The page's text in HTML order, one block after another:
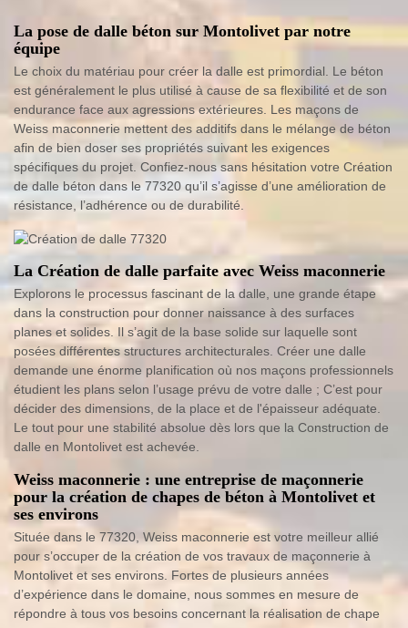
La pose de dalle béton sur Montolivet par notre
équipe
Le choix du matériau pour créer la dalle est primordial. Le béton
est généralement le plus utilisé à cause de sa flexibilité et de son
endurance face aux agressions extérieures. Les maçons de
Weiss maconnerie mettent des additifs dans le mélange de béton
afin de bien doser ses propriétés suivant les exigences
spécifiques du projet. Confiez-nous sans hésitation votre Création
de dalle béton dans le 77320 qu’il s’agisse d’une amélioration de
résistance, l’adhérence ou de durabilité.
La Création de dalle parfaite avec Weiss maconnerie
Explorons le processus fascinant de la dalle, une grande étape
dans la construction pour donner naissance à des surfaces
planes et solides. Il s’agit de la base solide sur laquelle sont
posées différentes structures architecturales. Créer une dalle
demande une énorme planification où nos maçons professionnels
étudient les plans selon l’usage prévu de votre dalle ; C’est pour
décider des dimensions, de la place et de l'épaisseur adéquate.
Le tout pour une stabilité absolue dès lors que la Construction de
dalle en Montolivet est achevée.
Weiss maconnerie : une entreprise de maçonnerie
pour la création de chapes de béton à Montolivet et
ses environs
Située dans le 77320, Weiss maconnerie est votre meilleur allié
pour s’occuper de la création de vos travaux de maçonnerie à
Montolivet et ses environs. Fortes de plusieurs années
d’expérience dans le domaine, nous sommes en mesure de
répondre à tous vos besoins concernant la réalisation de chape